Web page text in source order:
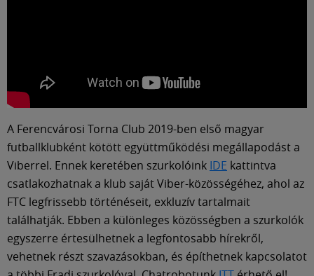
A Ferencvárosi Torna Club 2019-ben első magyar
futballklubként kötött együttműködési megállapodást a
Viberrel. Ennek keretében szurkolóink IDE kattintva
csatlakozhatnak a klub saját Viber-közösségéhez, ahol az
FTC legfrissebb történéseit, exkluzív tartalmait
találhatják. Ebben a különleges közösségben a szurkolók
egyszerre értesülhetnek a legfontosabb hírekről,
vehetnek részt szavazásokban, és építhetnek kapcsolatot